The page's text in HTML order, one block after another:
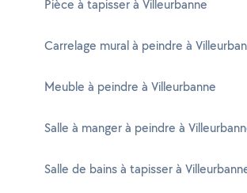
Pièce à tapisser à Villeurbanne
Carrelage mural à peindre à
Meuble à peindre à Villeurbanne
Salle à manger à peindre à
Salle de bains à tapisser à